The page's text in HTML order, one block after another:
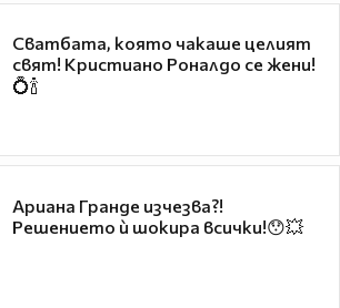
Сватбата, която чакаше целият
свят! Кристиано Роналдо се жени!
💍🍾
Ариана Гранде изчезва?!
Решението ѝ шокира всички!😯💥